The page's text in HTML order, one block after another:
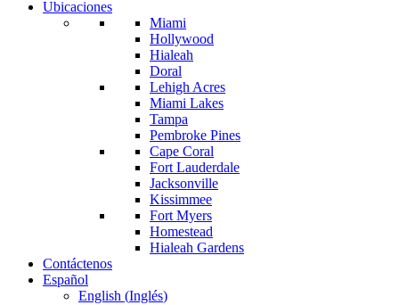
Ubicaciones
Miami
Hollywood
Hialeah
Doral
Lehigh Acres
Miami Lakes
Tampa
Pembroke Pines
Cape Coral
Fort Lauderdale
Jacksonville
Kissimmee
Fort Myers
Homestead
Hialeah Gardens
Contáctenos
Español
English (Inglés)